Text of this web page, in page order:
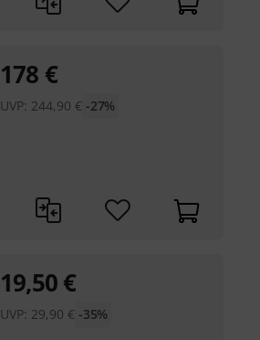
178 €
UVP: 244,90 € -27%
19,50€
UVP: 29,90 € -35%